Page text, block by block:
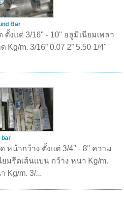
Bar
งแต่ 3/16" - 10" อลูมิเนียมเพลา
m. 3/16” 0.07 2” 5.50 1/4"
bar
หน้ากว้าง ตั้งแต่ 3/4" - 8" ความ
มรีดเส้นแบน กว้าง หนา Kg/m.
Kg/m. 3/...